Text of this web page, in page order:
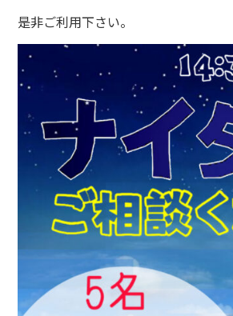
是非ご利用下さい。